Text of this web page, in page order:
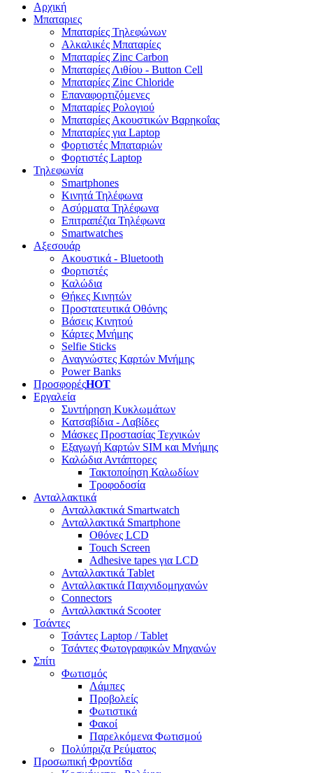
Αρχική
Μπαταριες
Μπαταρίες Τηλεφώνων
Αλκαλικές Μπαταρίες
Μπαταρίες Zinc Carbon
Μπαταρίες Λιθίου - Button Cell
Μπαταρίες Zinc Chloride
Επαναφορτιζόμενες
Μπαταρίες Ρολογιού
Μπαταρίες Ακουστικών Βαρηκοΐας
Μπαταρίες για Laptop
Φορτιστές Μπαταριών
Φορτιστές Laptop
Τηλεφωνία
Smartphones
Κινητά Τηλέφωνα
Ασύρματα Τηλέφωνα
Επιτραπέζια Τηλέφωνα
Smartwatches
Αξεσουάρ
Ακουστικά - Bluetooth
Φορτιστές
Καλώδια
Θήκες Κινητών
Προστατευτικά Οθόνης
Βάσεις Κινητού
Κάρτες Μνήμης
Selfie Sticks
Αναγνώστες Καρτών Μνήμης
Power Banks
ΠροσφορέςHOT
Εργαλεία
Συντήρηση Κυκλωμάτων
Κατσαβίδια - Λαβίδες
Μάσκες Προστασίας Τεχνικών
Εξαγωγή Καρτών SIM και Μνήμης
Καλώδια Αντάπτορες
Τακτοποίηση Καλωδίων
Τροφοδοσία
Ανταλλακτικά
Ανταλλακτικά Smartwatch
Ανταλλακτικά Smartphone
Οθόνες LCD
Touch Screen
Adhesive tapes για LCD
Ανταλλακτικά Tablet
Ανταλλακτικά Παιχνιδομηχανών
Connectors
Ανταλλακτικά Scooter
Τσάντες
Τσάντες Laptop / Tablet
Τσάντες Φωτoγραφικών Μηχανών
Σπίτι
Φωτισμός
Λάμπες
Προβολείς
Φωτιστικά
Φακοί
Παρελκόμενα Φωτισμού
Πολύπριζα Ρεύματος
Προσωπική Φροντίδα